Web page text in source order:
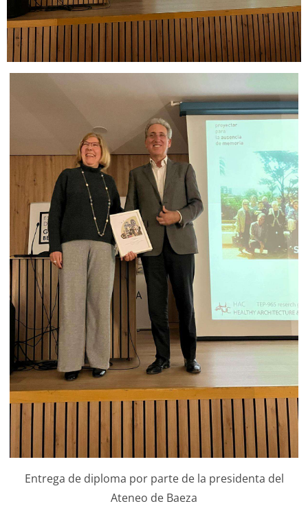
Entrega de diploma por parte de la presidenta del
Ateneo de Baeza